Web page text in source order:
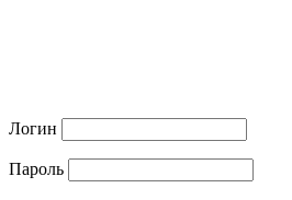
Логин
Пароль